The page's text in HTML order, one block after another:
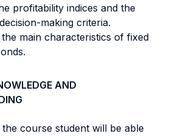
profitability indices and the
making criteria.
main characteristics of fixed
AND
course student will be able